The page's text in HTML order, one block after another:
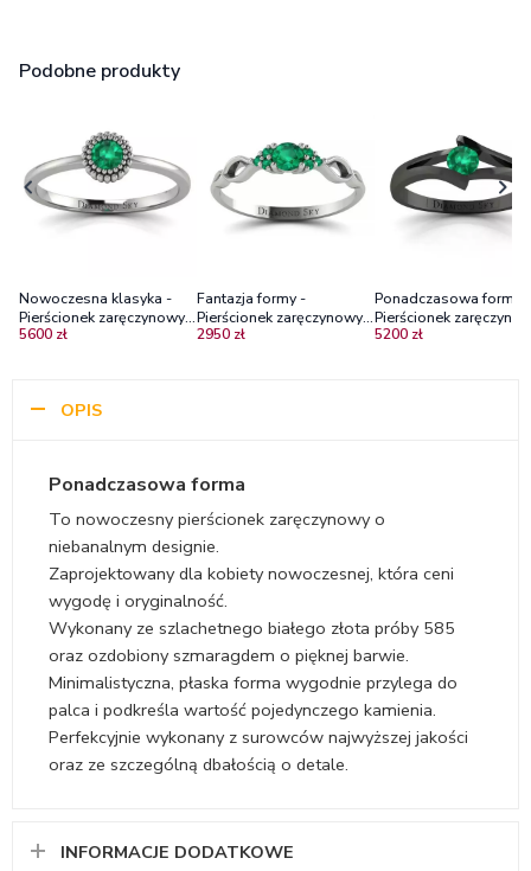
Podobne produkty
Nowoczesna klasyka -
Pierścionek zaręczynowy
Diamond Sky, białe złoto,
5600 zł
Fantazja formy -
Pierścionek zaręczynowy z
białego złota ze
2950 zł
Ponadczasowa forma -
Pierścionek
czarnego złota,
5200 zł
OPIS
Ponadczasowa forma
To nowoczesny pierścionek zaręczynowy o
niebanalnym designie.
Zaprojektowany dla kobiety nowoczesnej, która ceni
wygodę i oryginalność.
Wykonany ze szlachetnego białego złota próby 585
oraz ozdobiony szmaragdem o pięknej barwie.
Minimalistyczna, płaska forma wygodnie przylega do
palca i podkreśla wartość pojedynczego kamienia.
Perfekcyjnie wykonany z surowców najwyższej jakości
oraz ze szczególną dbałością o detale.
INFORMACJE DODATKOWE